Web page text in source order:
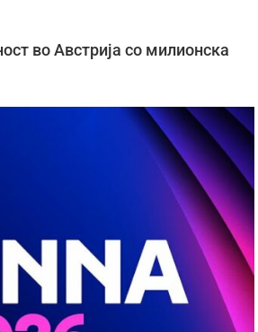
во Австрија со милионска